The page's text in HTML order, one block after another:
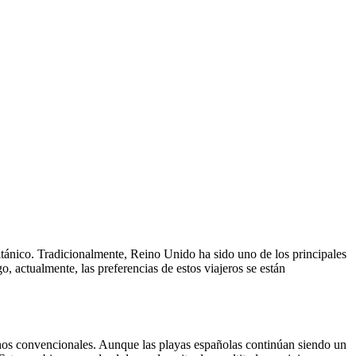
actualmente, las preferencias de estos viajeros se están
convencionales. Aunque las playas españolas continúan siendo un